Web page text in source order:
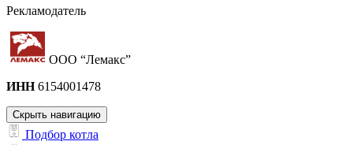
Рекламодатель
ООО “Лемакс”
ИНН6154001478
Скрыть навигацию
Подбор котла